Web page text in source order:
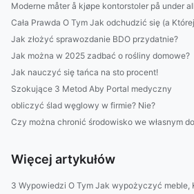
Moderne måter å kjøpe kontorstoler på under
Cała Prawda O Tym Jak odchudzić się (a
Jak złożyć sprawozdanie BDO przydatnie?
Jak można w 2025 zadbać o rośliny domowe?
Jak nauczyć się tańca na sto procent!
Szokujące 3 Metod Aby Portal medyczny
obliczyć ślad węglowy w firmie? Nie?
Czy można chronić środowisko we własnym
Więcej artykułów
3 Wypowiedzi O Tym Jak wypożyczyć meble,